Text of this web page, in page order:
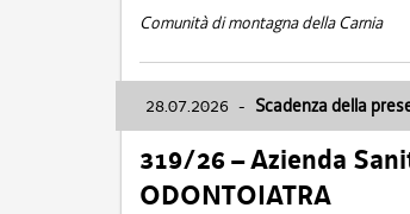
Comunità di montagna della Carnia
28.07.2026 - Scadenza della
319/26 – Azienda
ODONTOIATRA